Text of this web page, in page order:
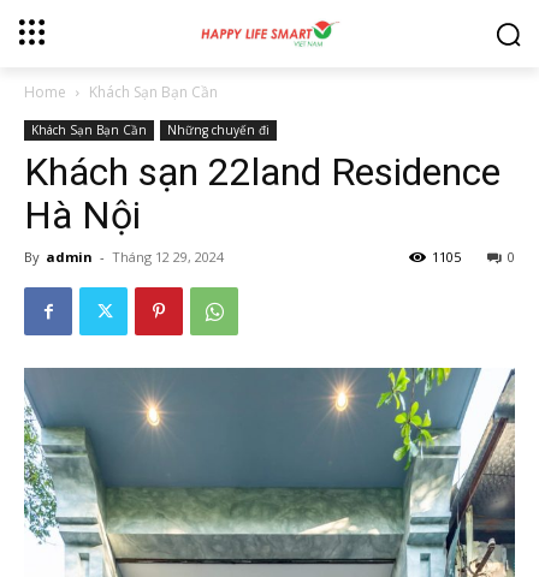
Home Khách Sạn Bạn Cần
Khách Sạn Bạn Cần Những chuyến đi
Khách sạn 22land Residence
Hà Nội
By admin - Tháng 12 29, 2024 0
1105